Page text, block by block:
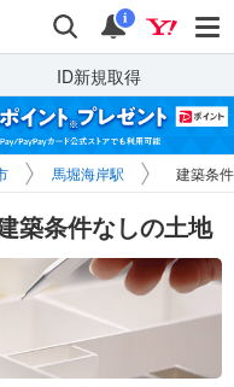
検索 通知
i
ID新規取得
馬堀海岸駅 建築条
築条件なしの土地